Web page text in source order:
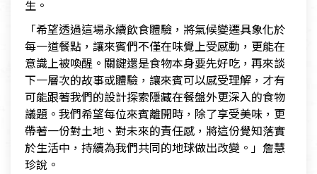
生。
「希望透過這場永續飲食體驗，將氣候變遷具象化於
每一道餐點，讓來賓們不僅在味覺上受感動，更能在
意識上被喚醒。關鍵還是食物本身要先好吃，再來談
下一層次的故事或體驗，讓來賓可以感受理解，才有
可能跟著我們的設計探索隱藏在餐盤外更深入的食物
議題。我們希望每位來賓離開時，除了享受美味，更
帶著一份對土地、對未來的責任感，將這份覺知落實
於生活中，持續為我們共同的地球做出改變。」詹慧
珍說。